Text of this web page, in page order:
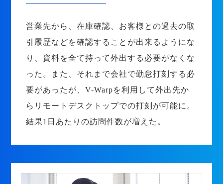
営業先から、在庫確認、お客様との過去の取
引履歴などを確認することが出来るようにな
り、資料を全て持って外出する必要がなくな
った。また、それまで会社で勤怠打刻する必
要があったが、V-Warpを利用して外出先か
らリモートデスクトップでの打刻が可能に。
結果1日あたりの訪問件数が増えた。